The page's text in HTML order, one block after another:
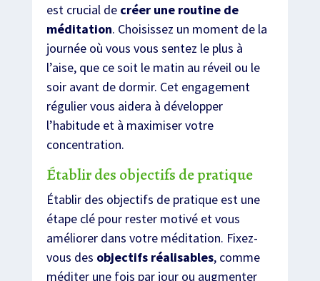
est crucial de créer une routine de
méditation. Choisissez un moment de la
journée où vous vous sentez le plus à
l’aise, que ce soit le matin au réveil ou le
soir avant de dormir. Cet engagement
régulier vous aidera à développer
l’habitude et à maximiser votre
concentration.
Établir des objectifs de pratique
Établir des objectifs de pratique est une
étape clé pour rester motivé et vous
améliorer dans votre méditation. Fixez-
vous des objectifs réalisables, comme
méditer une fois par jour ou augmenter